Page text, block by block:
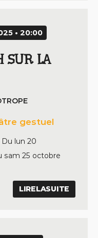
• 20:00
SUR LA
gestuel
Du lun 20
sam 25 octobre
LIRELASUITE